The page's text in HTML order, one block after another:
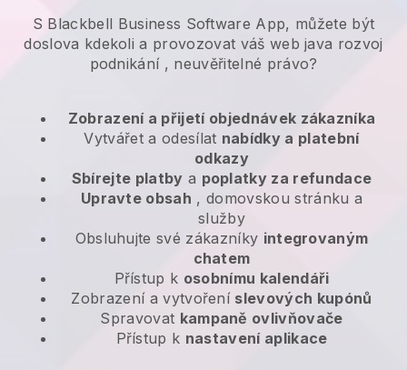
S Blackbell Business Software App, můžete být
doslova kdekoli a provozovat váš web java rozvoj
podnikání, neuvěřitelné právo?
Zobrazení a přijetí objednávek zákazníka
Vytvářet a odesílat nabídky a platební
odkazy
Sbírejte platby a poplatky za refundace
Upravte obsah , domovskou stránku a
služby
Obsluhujte své zákazníky integrovaným
chatem
Přístup k osobnímu kalendáři
Zobrazení a vytvoření slevových kupónů
Spravovat kampaně ovlivňovače
Přístup k nastavení aplikace